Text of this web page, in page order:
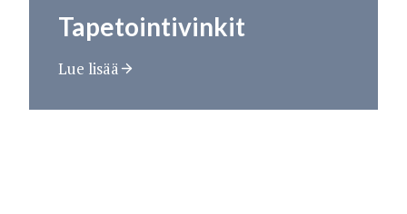
Tapetointivinkit
Lue lisää